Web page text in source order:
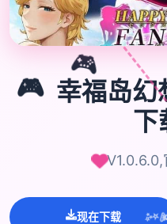
🎮
🎮 幸福岛幻
现在下载 ✨⭐💫